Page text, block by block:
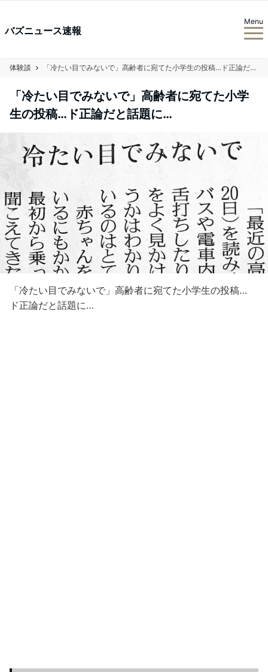
バズニュース速報
Menu
体験談 「冷たい目でみないで」高齢者に宛てた小学生の投稿…ド正論だと話題に…
「冷たい目でみないで」高齢者に宛てた小学
生の投稿…ド正論だと話題に…
「冷たい目でみないで」高齢者に宛てた小学生の投稿…
ド正論だと話題に…